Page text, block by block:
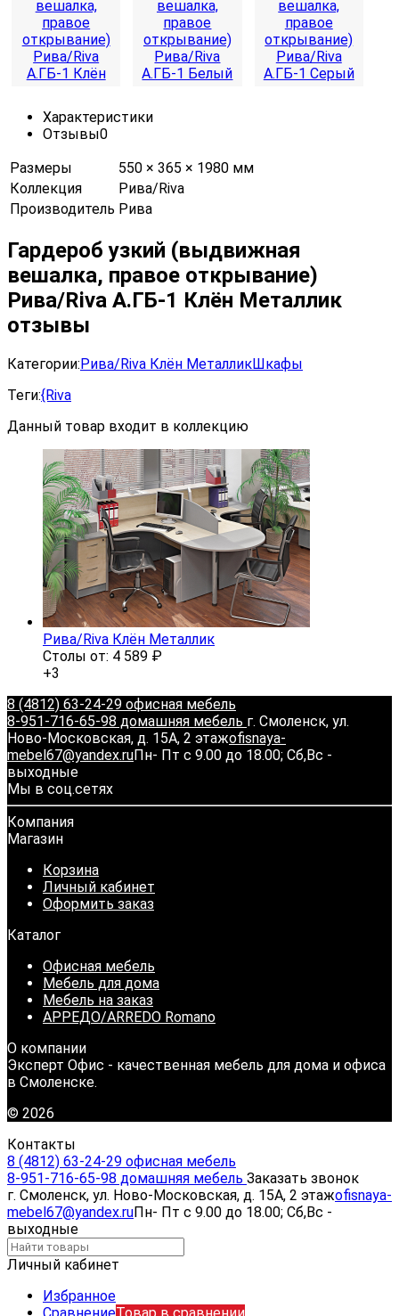
Характеристики
Отзывы0
Размеры
550 × 365 × 1980 мм
Коллекция
Рива/Riva
Производитель Рива
Гардероб узкий (выдвижная
вешалка, правое открывание)
Рива/Riva А.ГБ-1 Клён Металлик
отзывы
Категории:Рива/Riva Клён МеталликШкафы
Теги:{Riva
Данный товар входит в коллекцию
Рива/Riva Клён Металлик
Столы от: 4 589 ₽
+3
8 (4812) 63-24-29 офисная мебель
8-951-716-65-98 домашняя мебель г. Смоленск, ул.
Ново-Московская, д. 15А, 2 этажofisnaya-
mebel67@yandex.ruПн- Пт с 9.00 до 18.00; Сб,Вс -
выходные
Мы в соц.сетях
Компания
Магазин
Корзина
Личный кабинет
Оформить заказ
Каталог
Офисная мебель
Мебель для дома
Мебель на заказ
АРРЕДО/ARREDO Romano
О компании
Эксперт Офис - качественная мебель для дома и офиса
в Смоленске.
© 2026
Контакты
8 (4812) 63-24-29 офисная мебель
8-951-716-65-98 домашняя мебель Заказать звонок
г. Смоленск, ул. Ново-Московская, д. 15А, 2 этажofisnaya-
mebel67@yandex.ruПн- Пт с 9.00 до 18.00; Сб,Вс -
выходные
Личный кабинет
Избранное
СравнениеТовар в сравнении